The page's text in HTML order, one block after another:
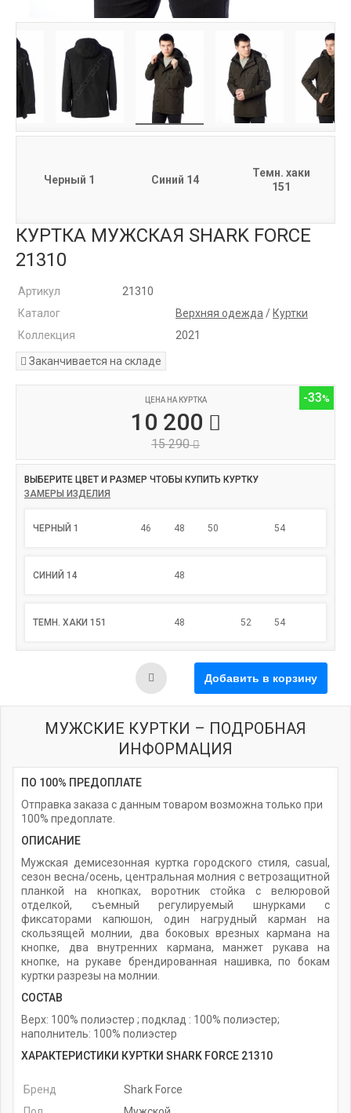
Черный 1 Синий 14
Темн. хаки
151
КУРТКА МУЖСКАЯ SHARK FORCE
21310
Артикул
21310
Каталог
Верхняя одежда / Куртки
Коллекция
2021
Заканчивается на складе
-33
ЦЕНА НА КУРТКА
10 200
15 290
ВЫБЕРИТЕ ЦВЕТ И РАЗМЕР ЧТОБЫ КУПИТЬ КУРТКУ
ЗАМЕРЫ ИЗДЕЛИЯ
ЧЕРНЫЙ 1 46 48 50 54
СИНИЙ 14 48
ТЕМН. ХАКИ 151 48 52 54
МУЖСКИЕ КУРТКИ – ПОДРОБНАЯ
ИНФОРМАЦИЯ
ПО 100% ПРЕДОПЛАТЕ
Отправка заказа с данным товаром возможна только при
100% предоплате.
ОПИСАНИЕ
Мужская демисезонная куртка городского стиля, casual,
сезон весна/осень, центральная молния с ветрозащитной
планкой на кнопках, воротник стойка с велюровой
отделкой, съемный регулируемый шнурками с
фиксаторами капюшон, один нагрудный карман на
скользящей молнии, два боковых врезных кармана на
кнопке, два внутренних кармана, манжет рукава на
кнопке, на рукаве брендированная нашивка, по бокам
куртки разрезы на молнии.
СОСТАВ
Верх: 100% полиэстер ; подклад : 100% полиэстер;
наполнитель: 100% полиэстер
ХАРАКТЕРИСТИКИ КУРТКИ SHARK FORCE 21310
Бренд
Shark Force